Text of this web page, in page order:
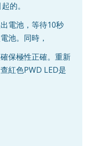
的。
電池，等待10秒
池。同時，
保極性正確。重新
紅色PWD LED是